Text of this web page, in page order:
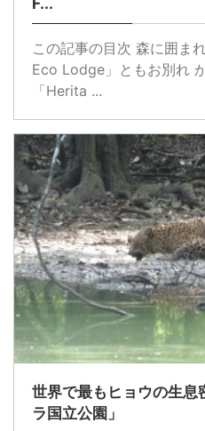
この記事の目次 森に囲ま
Eco Lodge」ともお別れ
「Herita ...
世界で最もヒョウの生息
ラ国立公園」